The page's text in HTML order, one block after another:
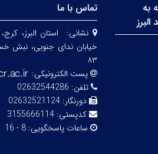
به
تماس با ما
نشانی:
استان البرز،
۸۳
پست الکترونیکی:
تلفن: 02632544286
دورنگار:02632521124
کدپستی:3155666114
ساعات پاسخگویی:8 - 16